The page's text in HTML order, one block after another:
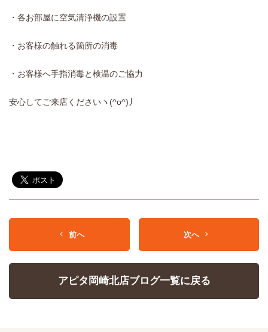
・各お部屋に空気清浄機の設置
・お客様の触れる箇所の消毒
・お客様へ手指消毒と検温のご協力
安心してご来店くださいヽ(^o^)丿
前へ 次へ
アピタ岡崎北店ブログ一覧に戻る